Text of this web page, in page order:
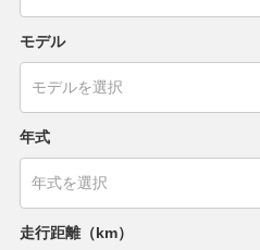
モデル
年式
走行距離（km）